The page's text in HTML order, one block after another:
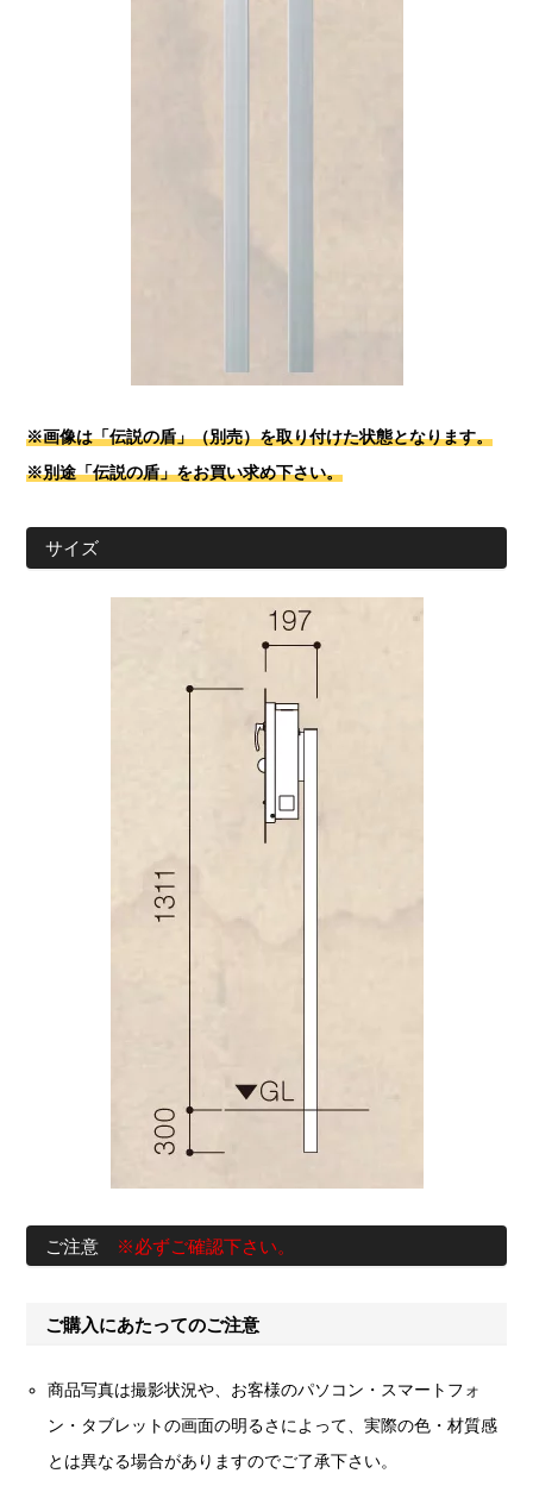
※画像は「伝説の盾」（別売）を取り付けた状態となります。
※別途「伝説の盾」をお買い求め下さい。
サイズ
ご注意 ※必ずご確認下さい。
ご購入にあたってのご注意
商品写真は撮影状況や、お客様のパソコン・スマートフォ
ン・タブレットの画面の明るさによって、実際の色・材質感
とは異なる場合がありますのでご了承下さい。